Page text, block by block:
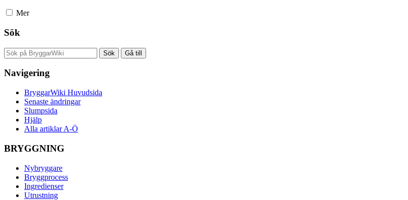
Mer
Sök
Navigering
BryggarWiki Huvudsida
Senaste ändringar
Slumpsida
Hjälp
Alla artiklar A-Ö
BRYGGNING
Nybryggare
Bryggprocess
Ingredienser
Utrustning